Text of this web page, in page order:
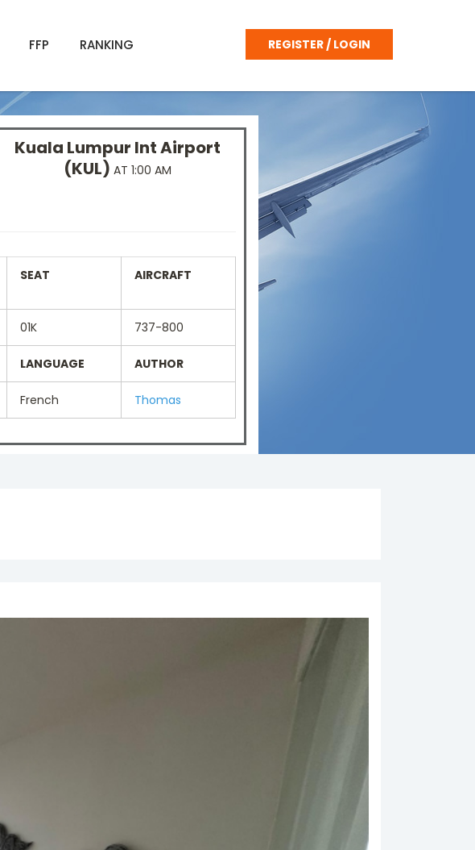
FFP RANKING REGISTER / LOGIN
Kuala Lumpur Int Airport
(KUL) AT 1:00 AM
SEAT AIRCRAFT
01K 737-800
LANGUAGE AUTHOR
French Thomas